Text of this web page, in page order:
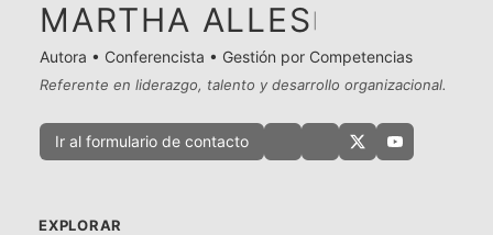
MARTHA ALLES
Autora • Conferencista • Gestión por Competencias
Referente en liderazgo, talento y desarrollo organizacional.
Ir al formulario de contacto
EXPLORAR